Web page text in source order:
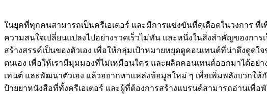
ในยุคที่ทุกคนสามารถเป็นครีเอเตอร์ และมีการแข่งขันที่ดุเดือดในวงการ ที่
ความสนใจเปลี่ยนแปลงไปอย่างรวดเร็วไม่ทัน และหนึ่งในสิ่งสำคัญของกา
สร้างสรรค์เป็นของตัวเอง เพื่อให้กลุ่มเป้าหมายหยุดดูคอนเทนต์ที่น่าดึงดูด
ตนเอง เพื่อให้เรามีมุมมองที่ไม่เหมือนใคร และผลิตคอนเทนต์ออกมาได้อ
เทนต์ และพัฒนาตัวเอง แล้วอยากหาแหล่งข้อมูลใหม่ ๆ เพื่อเพิ่มพลังบวกให้
ป้ายยาหนังสือที่ทั้งครีเอเตอร์ และผู้ที่ต้องการสร้างแบรนด์สามารถอ่านเพื่